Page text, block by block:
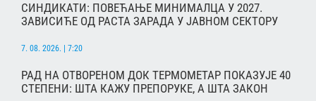
СИНДИКАТИ: ПОВЕЋАЊЕ МИНИМАЛЦА У 2027.
ЗАВИСИЋЕ ОД РАСТА ЗАРАДА У ЈАВНОМ СЕКТОРУ
7. 08. 2026. | 7:20
РАД НА ОТВОРЕНОМ ДОК ТЕРМОМЕТАР ПОКАЗУЈЕ 40
СТЕПЕНИ: ШТА КАЖУ ПРЕПОРУКЕ, А ШТА ЗАКОН